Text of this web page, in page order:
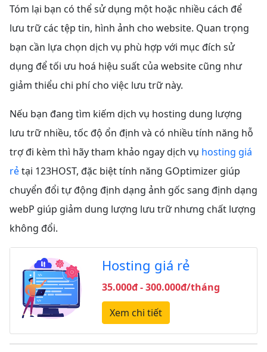
Tóm lại bạn có thể sử dụng một hoặc nhiều cách để
lưu trữ các tệp tin, hình ảnh cho website. Quan trọng
bạn cần lựa chọn dịch vụ phù hợp với mục đích sử
dụng để tối ưu hoá hiệu suất của website cũng như
giảm thiểu chi phí cho việc lưu trữ này.
Nếu bạn đang tìm kiếm dịch vụ hosting dung lượng
lưu trữ nhiều, tốc độ ổn định và có nhiều tính năng hỗ
trợ đi kèm thì hãy tham khảo ngay dịch vụ hosting giá
rẻtại 123HOST, đặc biệt tính năng GOptimizer giúp
chuyển đổi tự động định dạng ảnh gốc sang định dạng
webP giúp giảm dung lượng lưu trữ nhưng chất lượng
không đổi.
Hosting giá rẻ
35.000đ - 300.000đ/tháng
Xem chi tiết